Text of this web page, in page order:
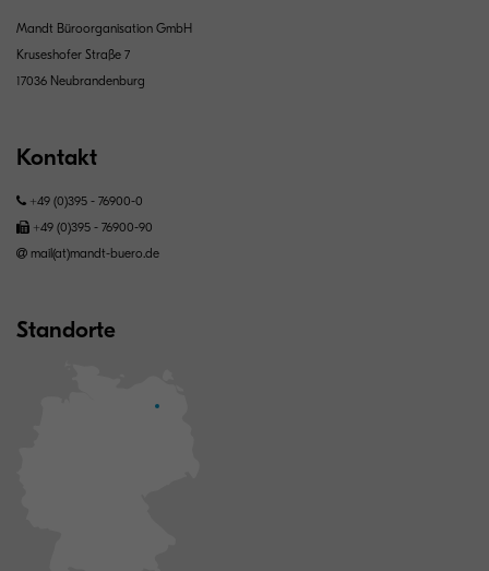
Mandt Büroorganisation GmbH
Kruseshofer Straße 7
17036 Neubrandenburg
Kontakt
+49 (0)395 - 76900-0
+49 (0)395 - 76900-90
mail(at)mandt-buero.de
Standorte